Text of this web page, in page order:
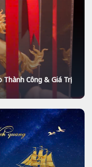
Công & Giá Trị